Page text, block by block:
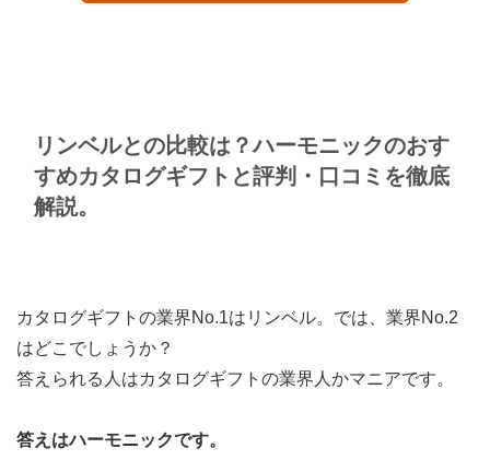
リンベルとの比較は？ハーモニックのおす
すめカタログギフトと評判・口コミを徹底
解説。
カタログギフトの業界No.1はリンベル。では、業界No.2
はどこでしょうか？
答えられる人はカタログギフトの業界人かマニアです。
答えはハーモニックです。